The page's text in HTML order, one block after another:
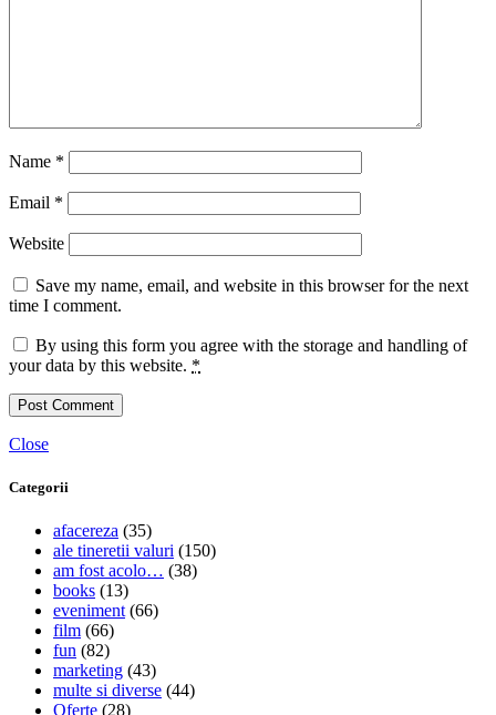
Name *
Email *
Website
Save my name, email, and website in this browser for the next
time I comment.
By using this form you agree with the storage and handling of
your data by this website. *
Close
Categorii
afacereza (35)
ale tineretii valuri (150)
am fost acolo… (38)
books (13)
eveniment (66)
film (66)
fun (82)
marketing (43)
multe si diverse (44)
Oferte (28)